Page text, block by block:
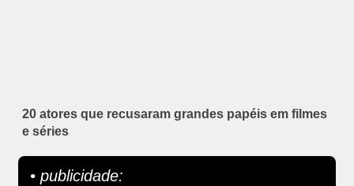
20 atores que recusaram grandes papéis em filmes
e séries
• publicidade: